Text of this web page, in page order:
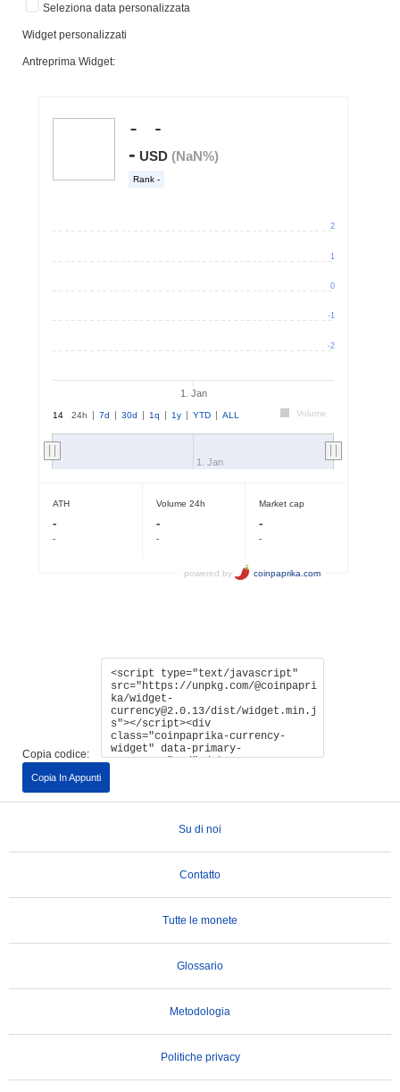
Seleziona data personalizzata
Widget personalizzati
Antreprima Widget:
Copia codice:
Copia In Appunti
Su di noi
Contatto
Tutte le monete
Glossario
Metodologia
Politiche privacy